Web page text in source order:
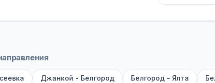
вода, пледы. На больших автобусах работают
только при посадке, печатать билет
увидите время выезда, место посадки, время и
Джанкой - Белгород Белгород - Ялта